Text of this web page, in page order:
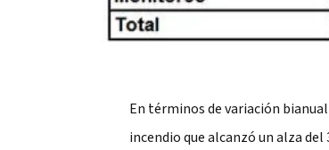
En términos de variación
incendio que alcanzó un alza